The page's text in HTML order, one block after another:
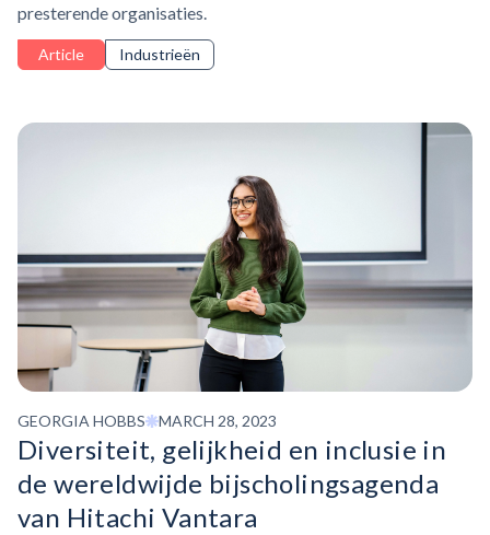
presterende organisaties.
Article Industrieën
GEORGIA HOBBS MARCH 28, 2023
Diversiteit, gelijkheid en inclusie in
de wereldwijde bijscholingsagenda
van Hitachi Vantara